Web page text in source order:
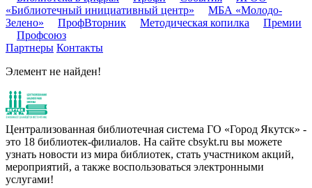
«Библиотечный инициативный центр»
МБА «Молодо-
Зелено»
ПрофВторник Методическая копилка
Премии
Профсоюз
Партнеры Контакты
Элемент не найден!
Централизованная библиотечная система ГО «Город Якутск» -
это 18 библиотек-филиалов. На сайте cbsykt.ru вы можете
узнать новости из мира библиотек, стать участником акций,
мероприятий, а также воспользоваться электронными
услугами!